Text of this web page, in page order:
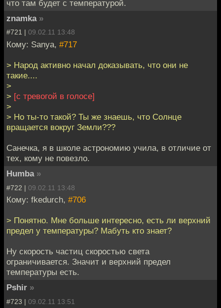
что там будет с температурой.
znamka »
#721 | 09.02.11 13:48
Кому: Sanya, #717
> Народ активно начал доказывать, что они не
такие....
>
> [с тревогой в голосе]
>
> Но ты-то такой? Ты же знаешь, что Солнце
вращается вокруг Земли???
Санечка, я в школе астрономию учила, в отличие от
тех, кому не повезло.
Humba »
#722 | 09.02.11 13:48
Кому: fkedurch, #706
> Понятно. Мне больше интересно, есть ли верхний
предел у температуры? Мабуть кто знает?
Ну скорость частиц скоростью света
ограничивается. Значит и верхний предел
температуры есть.
Pshir »
#723 | 09.02.11 13:51